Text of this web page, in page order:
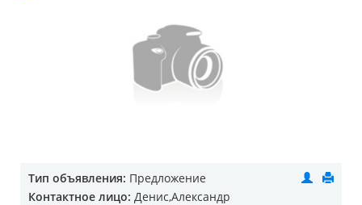
Тип объявления: Предложение
Контактное лицо: Денис,Александр